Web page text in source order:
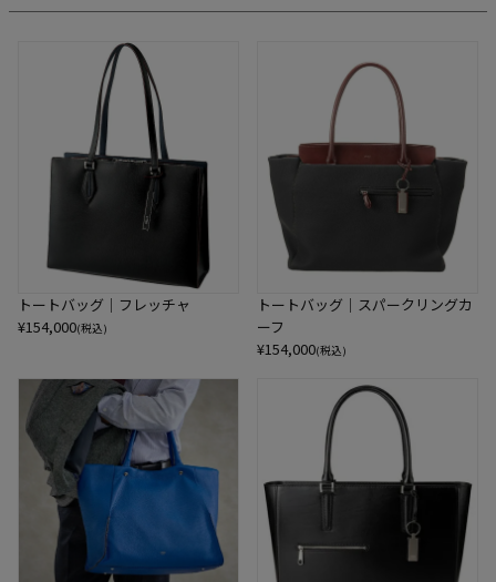
トートバッグ｜フレッチャ
¥154,000(税込)
トートバッグ｜スパークリングカ
ーフ
¥154,000(税込)